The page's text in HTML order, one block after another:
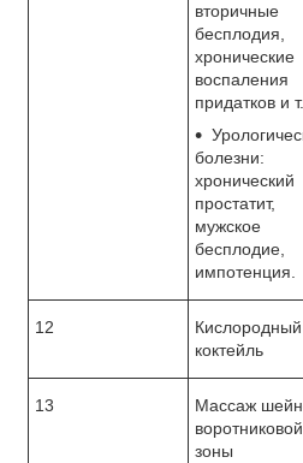
вторичные
бесплодия,
хронические
воспаления
придатков и
болезни:
хронический
простатит,
мужское
бесплодие,
импотенция.
12
Кислородный
коктейль
13
Массаж
воротниковой
зоны